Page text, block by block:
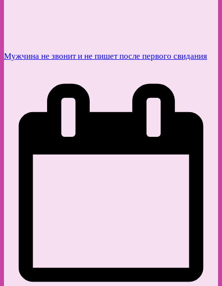
Мужчина не звонит и не пишет после первого свидания